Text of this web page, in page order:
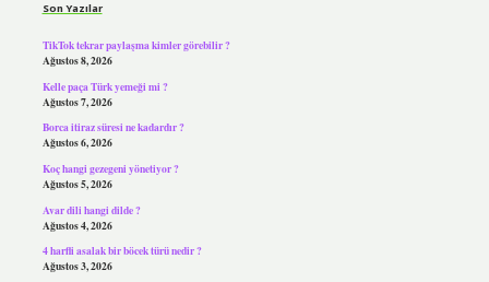
Son Yazılar
TikTok tekrar paylaşma kimler görebilir ?
Ağustos 8, 2026
Kelle paça Türk yemeği mi ?
Ağustos 7, 2026
Borca itiraz süresi ne kadardır ?
Ağustos 6, 2026
Koç hangi gezegeni yönetiyor ?
Ağustos 5, 2026
Avar dili hangi dilde ?
Ağustos 4, 2026
4 harfli asalak bir böcek türü nedir ?
Ağustos 3, 2026